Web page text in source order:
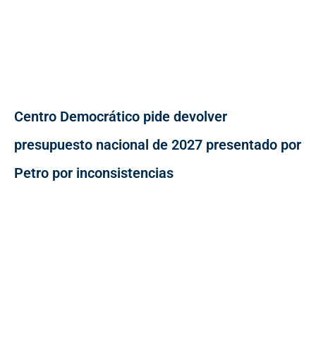
Centro Democrático pide devolver
presupuesto nacional de 2027 presentado por
Petro por inconsistencias